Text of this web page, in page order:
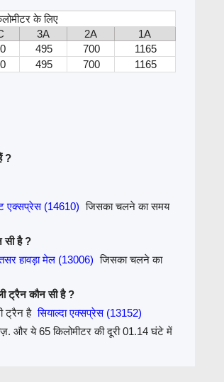
के लिए
3A 2A
1A
495 700
1165
495 700 1165
?
एक्सप्रेस (14610) जिसका चलने का समय
सी है ?
हावड़ा मेल (13006) जिसका चलने का
ट्रैन कौन सी है ?
ट्रैन है सियाल्दा एक्सप्रेस (13152)
और ये 65 किलोमीटर की दूरी 01.14 घंटे में